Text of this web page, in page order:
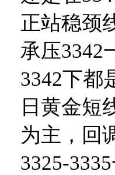
正站稳颈
承压3342
3342下都
日黄金短
为主，回
3325-